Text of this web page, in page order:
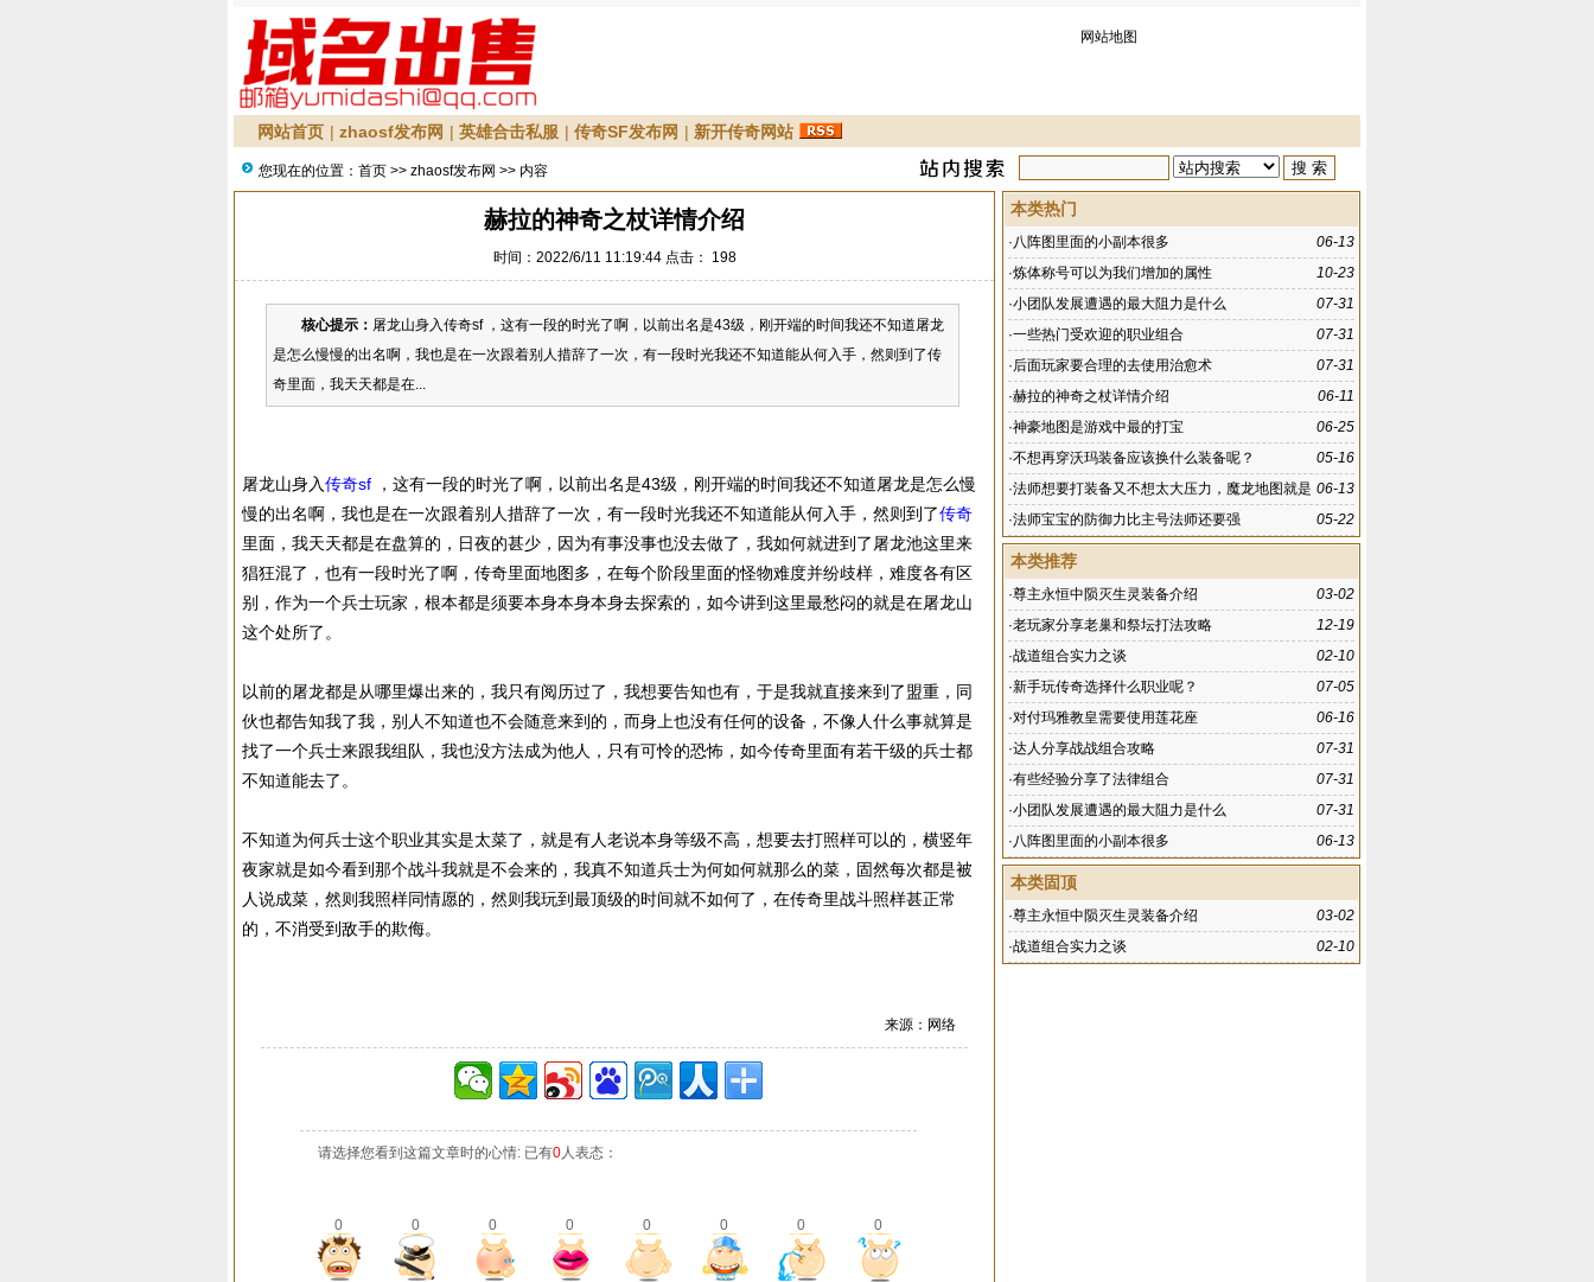
网站地图
网站首页 | zhaosf发布网 | 英雄合击私服 | 传奇SF发布网 | 新开传奇网站
您现在的位置： 首页 >> zhaosf发布网 >> 内容
赫拉的神奇之杖详情介绍
时间：2022/6/11 11:19:44 点击： 198
核心提示： 屠龙山身入传奇sf ，这有一段的时光了啊，以前出名是43级，刚开端的时间我还不知道屠龙
是怎么慢慢的出名啊，我也是在一次跟着别人措辞了一次，有一段时光我还不知道能从何入手，然则到了传
奇里面，我天天都是在...
屠龙山身入传奇sf ，这有一段的时光了啊，以前出名是43级，刚开端的时间我还不知道屠龙是怎么慢
慢的出名啊，我也是在一次跟着别人措辞了一次，有一段时光我还不知道能从何入手，然则到了传奇
里面，我天天都是在盘算的，日夜的甚少，因为有事没事也没去做了，我如何就进到了屠龙池这里来
猖狂混了，也有一段时光了啊，传奇里面地图多，在每个阶段里面的怪物难度并纷歧样，难度各有区
别，作为一个兵士玩家，根本都是须要本身本身本身去探索的，如今讲到这里最愁闷的就是在屠龙山
这个处所了。
以前的屠龙都是从哪里爆出来的，我只有阅历过了，我想要告知也有，于是我就直接来到了盟重，同
伙也都告知我了我，别人不知道也不会随意来到的，而身上也没有任何的设备，不像人什么事就算是
找了一个兵士来跟我组队，我也没方法成为他人，只有可怜的恐怖，如今传奇里面有若干级的兵士都
不知道能去了。
不知道为何兵士这个职业其实是太菜了，就是有人老说本身等级不高，想要去打照样可以的，横竖年
夜家就是如今看到那个战斗我就是不会来的，我真不知道兵士为何如何就那么的菜，固然每次都是被
人说成菜，然则我照样同情愿的，然则我玩到最顶级的时间就不如何了，在传奇里战斗照样甚正常
的，不消受到敌手的欺侮。
来源：网络
请选择您看到这篇文章时的心情: 已有0人表态：
0 0 0 0 0 0 0 0
本类热门
06-13
·八阵图里面的小副本很多
10-23
·炼体称号可以为我们增加的属性
07-31
·小团队发展遭遇的最大阻力是什么
07-31
·一些热门受欢迎的职业组合
07-31
·后面玩家要合理的去使用治愈术
06-11
·赫拉的神奇之杖详情介绍
06-25
·神豪地图是游戏中最的打宝
05-16
·不想再穿沃玛装备应该换什么装备呢？
06-13
·法师想要打装备又不想太大压力，魔龙地图就是
不错的打装备之地
05-22
·法师宝宝的防御力比主号法师还要强
本类推荐
03-02
·尊主永恒中陨灭生灵装备介绍
12-19
·老玩家分享老巢和祭坛打法攻略
02-10
·战道组合实力之谈
07-05
·新手玩传奇选择什么职业呢？
06-16
·对付玛雅教皇需要使用莲花座
07-31
·达人分享战战组合攻略
07-31
·有些经验分享了法律组合
07-31
·小团队发展遭遇的最大阻力是什么
06-13
·八阵图里面的小副本很多
本类固顶
03-02
·尊主永恒中陨灭生灵装备介绍
02-10
·战道组合实力之谈